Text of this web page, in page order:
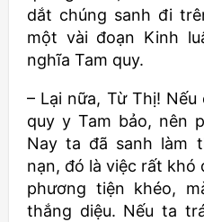
dắt chúng sanh đi
một vài đoạn Kinh
nghĩa Tam quy.
– Lại nữa, Từ Thị!
quy y Tam bảo, nên
Nay ta đã sanh làm
nạn, đó là việc rất khó
phương tiện khéo,
thắng diệu. Nếu ta